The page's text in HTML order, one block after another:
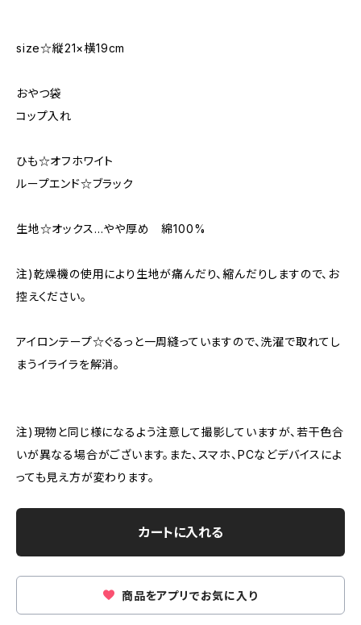
size☆縦21×横19cm
おやつ袋
コップ入れ
ひも☆オフホワイト
ループエンド☆ブラック
生地☆オックス…やや厚め 綿100%
注)乾燥機の使用により生地が痛んだり、縮んだりしますので、お
控えください。
アイロンテープ☆ぐるっと一周縫っていますので、洗濯で取れてし
まうイライラを解消。
注)現物と同じ様になるよう注意して撮影していますが、若干色合
いが異なる場合がございます。また、スマホ、PCなどデバイスによ
っても見え方が変わります。
カートに入れる
商品をアプリでお気に入り